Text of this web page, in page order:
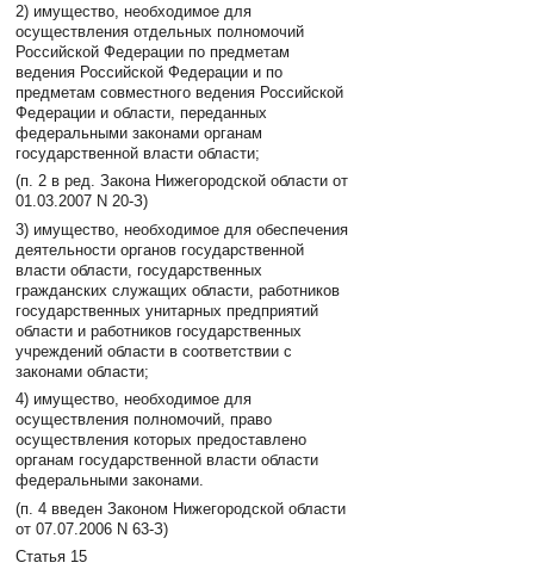
2) имущество, необходимое для
осуществления отдельных полномочий
Российской Федерации по предметам
ведения Российской Федерации и по
предметам совместного ведения Российской
Федерации и области, переданных
федеральными законами органам
государственной власти области;
(п. 2 в ред. Закона Нижегородской области от
01.03.2007 N 20-З)
3) имущество, необходимое для обеспечения
деятельности органов государственной
власти области, государственных
гражданских служащих области, работников
государственных унитарных предприятий
области и работников государственных
учреждений области в соответствии с
законами области;
4) имущество, необходимое для
осуществления полномочий, право
осуществления которых предоставлено
органам государственной власти области
федеральными законами.
(п. 4 введен Законом Нижегородской области
от 07.07.2006 N 63-З)
Статья 15